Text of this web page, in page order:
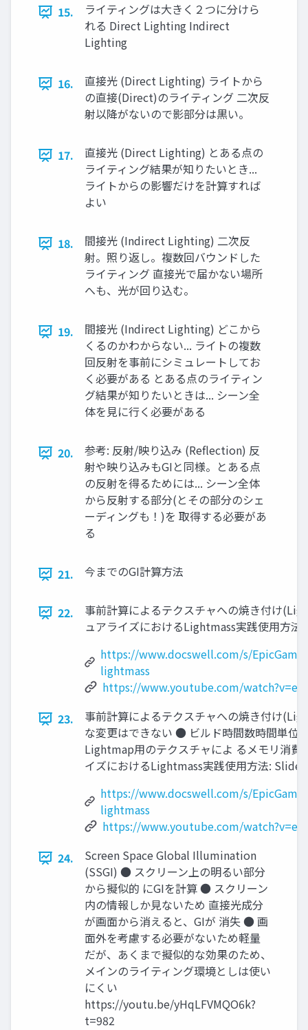
15.
ライティングは大きく２つに分けら
れる Direct Lighting Indirect
Lighting
16.
直接光 (Direct Lighting) ライトから
の直接(Direct)のライティング 二次反
射以降がないので影部分は黒い。
17.
直接光 (Direct Lighting) とある点の
ライティング結果が知りたいとき...
ライトからの影響だけを計算すれば
よい
18.
間接光 (Indirect Lighting) 二次反
射。照り返し。複数回バウンドした
ライティング 直接光で届かない場所
へも、光が回り込む。
19.
間接光 (Indirect Lighting) どこから
くるのかわからない... ライトの複数
回反射を事前にシミュレートしてお
く必要がある とある点のライティン
グ結果が知りたいときは... シーン全
体を見に行く必要がある
20.
参考: 反射/映り込み (Reﬂection) 反
射や映り込みもGIと同様。とある点
の反射を得るためには... シーン全体
から反射する部分(とその部分のシェ
ーディングも！)を 取得する必要があ
る
21. 今までのGI計算方法
22.
事前計算によるテクスチャへの焼き付け
ュアライズにおけるLightmass実践使用方
https://www.docswell.com/s/
lightmass
https://www.youtube.com/
23.
事前計算によるテクスチャへの焼き付け
な変更はできない ● ビルド時間数時間単位
Lightmap用のテクスチャによ るメモリ消費
イズにおけるLightmass実践使用方法:
https://www.docswell.com/s/
lightmass
https://www.youtube.com/
24.
Screen Space Global Illumination
(SSGI) ● スクリーン上の明るい部分
から擬似的 にGIを計算 ● スクリーン
内の情報しか見ないため 直接光成分
が画面から消えると、GIが 消失 ● 画
面外を考慮する必要がないため軽量
だが、あくまで擬似的な効果のため、
メインのライティング環境としは使い
にくい
https://youtu.be/yHqLFVMQO6k?
t=982